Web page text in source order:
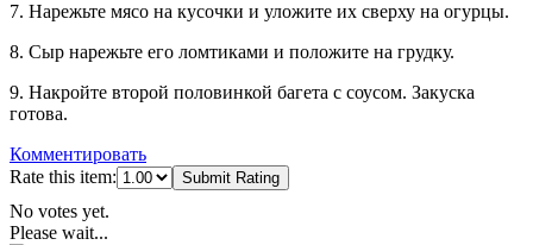
7. Нарежьте мясо на кусочки и уложите их сверху на огурцы.
8. Сыр нарежьте его ломтиками и положите на грудку.
9. Накройте второй половинкой багета с соусом. Закуска
готова.
Комментировать
Rate this item:
Submit Rating
No votes yet.
Please wait...